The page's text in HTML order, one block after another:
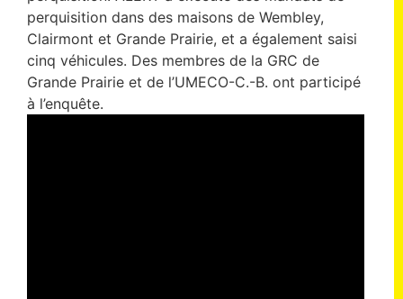
perquisition dans des maisons de Wembley,
Clairmont et Grande Prairie, et a également saisi
cinq véhicules. Des membres de la GRC de
Grande Prairie et de l’UMECO-C.-B. ont participé
à l’enquête.